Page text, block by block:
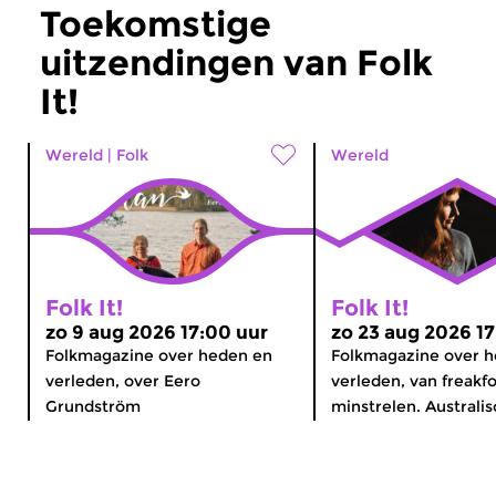
Toekomstige
uitzendingen van Folk
It!
Wereld | Folk
Folk It!
zo 9 aug 2026 17:00 uur
Folkmagazine over heden en
verleden, over Eero
Grundström
Wereld
Folk It!
zo 23 aug 2026
Folkmagazine over
verleden, van
minstrelen.